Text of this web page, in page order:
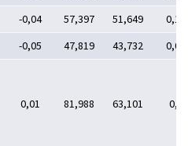
-0,04 57,397 51,649
0,11
-0,05 47,819 43,732
0,09
0,01 81,988 63,101
0,3